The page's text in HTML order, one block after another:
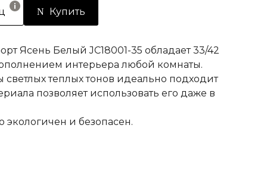
Купить
Ясень Белый JC18001-35 обладает 33/42
интерьера любой комнаты.
теплых тонов идеально подходит
позволяет использовать его даже в
и безопасен.